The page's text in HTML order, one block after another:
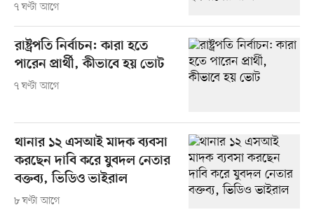
৭ ঘণ্টা আগে
রাষ্ট্রপতি নির্বাচন: কারা হতে
পারেন প্রার্থী, কীভাবে হয় ভোট
৭ ঘণ্টা আগে
থানার ১২ এসআই মাদক ব্যবসা
করছেন দাবি করে যুবদল নেতার
বক্তব্য, ভিডিও ভাইরাল
৮ ঘণ্টা আগে